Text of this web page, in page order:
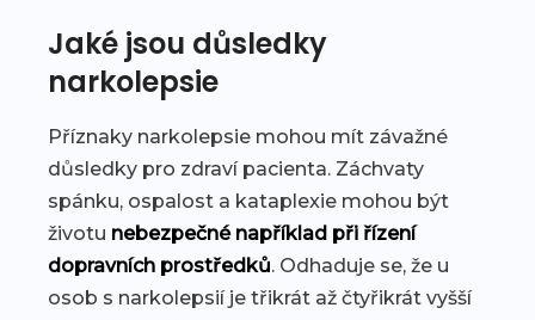
Jaké jsou důsledky
narkolepsie
Příznaky narkolepsie mohou mít závažné
důsledky pro zdraví pacienta. Záchvaty
spánku, ospalost a kataplexie mohou být
životu nebezpečné například při řízení
dopravních prostředků. Odhaduje se, že u
osob s narkolepsií je třikrát až čtyřikrát vyšší